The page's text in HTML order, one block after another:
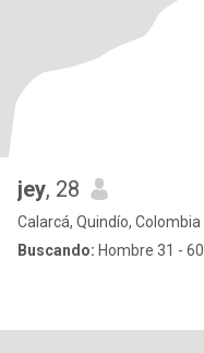
jey, 28
Calarcá, Quindío, Colombia
Buscando: Hombre 31 - 60